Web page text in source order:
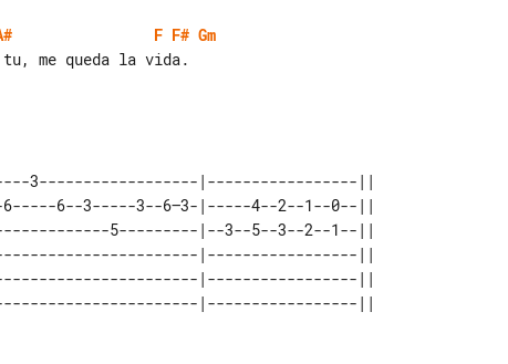
F F# Gm
tu, me queda la vida.
|-----------------||